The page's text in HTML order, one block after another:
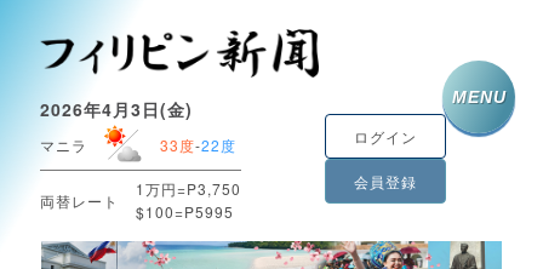
2026年4月3日(金)
マニラ 33度-22度
両替レート
1万円=P3,750
$100=P5995
ログイン
会員登録
MENU